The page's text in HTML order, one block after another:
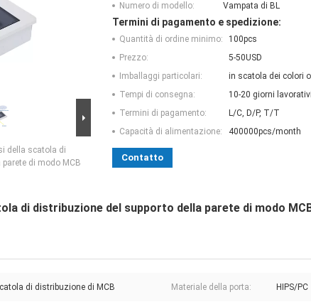
della scatola di
di modo MCB
Numero di modello:
Vampata di BL
Termini di pagamento e spedizione:
Quantità di ordine minimo:
100pcs
Prezzo:
5-50USD
Imballaggi particolari:
in scatola dei colori
Tempi di consegna:
10-20 giorni lavorativi
Termini di pagamento:
L/C, D/P, T/T
Capacità di alimentazione:
400000pcs/month
Contatto
di distribuzione del supporto della parete di modo
di distribuzione di MCB Materiale della porta: HIPS/PC